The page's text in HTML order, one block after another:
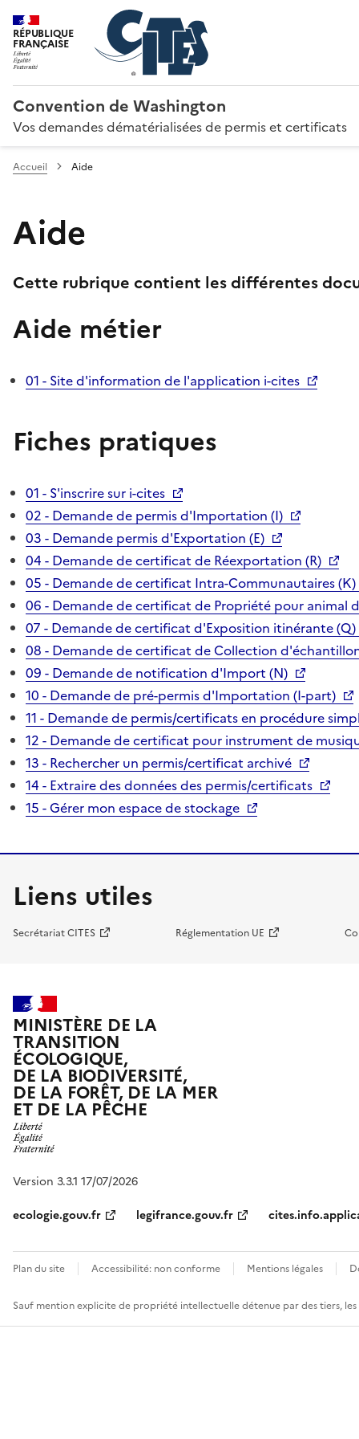
RÉPUBLIQUE
FRANÇAISE
Convention de Washington
Vos demandes dématérialisées de permis et certificats
Accueil Aide
Aide
Cette rubrique contient les différentes
Aide métier
01 - Site d'information de l'application i-cites
Fiches pratiques
01 - S'inscrire sur i-cites
02 - Demande de permis d'Importation (I)
03 - Demande permis d'Exportation (E)
04 - Demande de certificat de Réexportation (R)
05 - Demande de certificat Intra-Communautaires (K)
06 - Demande de certificat de Propriété pour animal
07 - Demande de certificat d'Exposition itinérante (Q)
08 - Demande de certificat de Collection
09 - Demande de notification d'Import (N)
10 - Demande de pré-permis d'Importation (I-part)
11 - Demande de permis/certificats en procédure
12 - Demande de certificat pour instrument de
13 - Rechercher un permis/certificat archivé
14 - Extraire des données des permis/certificats
15 - Gérer mon espace de stockage
Liens utiles
Secrétariat CITES Réglementation UE
MINISTÈRE DE LA
TRANSITION
ÉCOLOGIQUE,
DE LA BIODIVERSITÉ,
DE LA FORÊT, DE LA MER
ET DE LA PÊCHE
Version 3.3.1 17/07/2026
ecologie.gouv.fr
legifrance.gouv.fr
Plan du site Accessibilité: non conforme Mentions légales
Sauf mention explicite de propriété intellectuelle détenue par des tiers,